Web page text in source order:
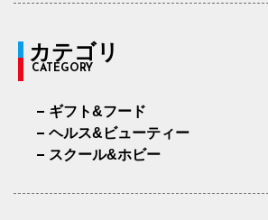
カテゴリ
CATEGORY
ギフト&フード
ヘルス&ビューティー
スクール&ホビー